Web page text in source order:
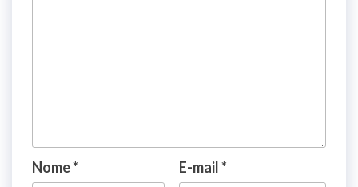
Nome* E-mail*